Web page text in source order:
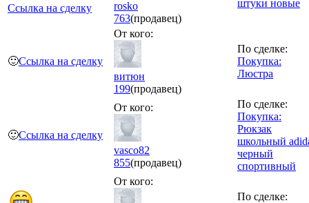
Ссылка на сделку
rosko
763(продавец)
штуки новые
🙂Ссылка на сделку
От кого:
витюн
199(продавец)
По сделке:
Покупка:
Люстра
🙂Ссылка на сделку
От кого:
vasco82
855(продавец)
По сделке:
Покупка:
Рюкзак
школьный
черный
спортивный
От кого:
По сделке: